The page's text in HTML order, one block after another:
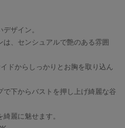
ザイン。
、センシュアルで艶のある雰囲
ドからしっかりとお胸を取り込ん
下からバストを押し上げ綺麗な谷
麗に魅せます。